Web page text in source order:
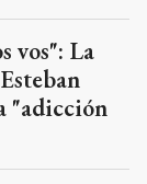
vos": La
"adicción